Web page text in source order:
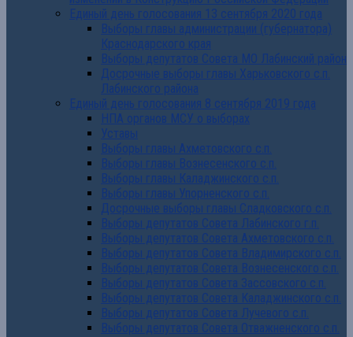
Единый день голосования 13 сентября 2020 года
Выборы главы администрации (губернатора)
Краснодарского края
Выборы депутатов Совета МО Лабинский район
Досрочные выборы главы Харьковского с.п.
Лабинского района
Единый день голосования 8 сентября 2019 года
НПА органов МСУ о выборах
Уставы
Выборы главы Ахметовского с.п.
Выборы главы Вознесенского с.п.
Выборы главы Каладжинского с.п.
Выборы главы Упорненского с.п.
Досрочные выборы главы Сладковского с.п.
Выборы депутатов Совета Лабинского г.п.
Выборы депутатов Совета Ахметовского с.п.
Выборы депутатов Совета Владимирского с.п.
Выборы депутатов Совета Вознесенского с.п.
Выборы депутатов Совета Зассовского с.п.
Выборы депутатов Совета Каладжинского с.п.
Выборы депутатов Совета Лучевого с.п.
Выборы депутатов Совета Отважненского с.п.